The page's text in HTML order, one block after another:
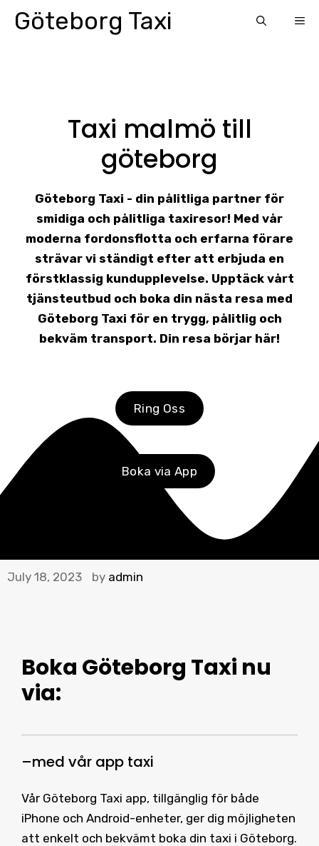
SkipGöteborg Taxi
Taxi malmö till
göteborg
Göteborg Taxi - din pålitliga partner för
smidiga och pålitliga taxiresor! Med vår
moderna fordonsflotta och erfarna förare
strävar vi ständigt efter att erbjuda en
förstklassig kundupplevelse. Upptäck vårt
tjänsteutbud och boka din nästa resa med
Göteborg Taxi för en trygg, pålitlig och
bekväm transport. Din resa börjar här!
Ring Oss
Boka via App
July 18, 2023 by admin
Boka Göteborg Taxi nu
via:
–med vår app taxi
Vår Göteborg Taxi app, tillgänglig för både
iPhone och Android-enheter, ger dig möjligheten
att enkelt och bekvämt boka din taxi i Göteborg.